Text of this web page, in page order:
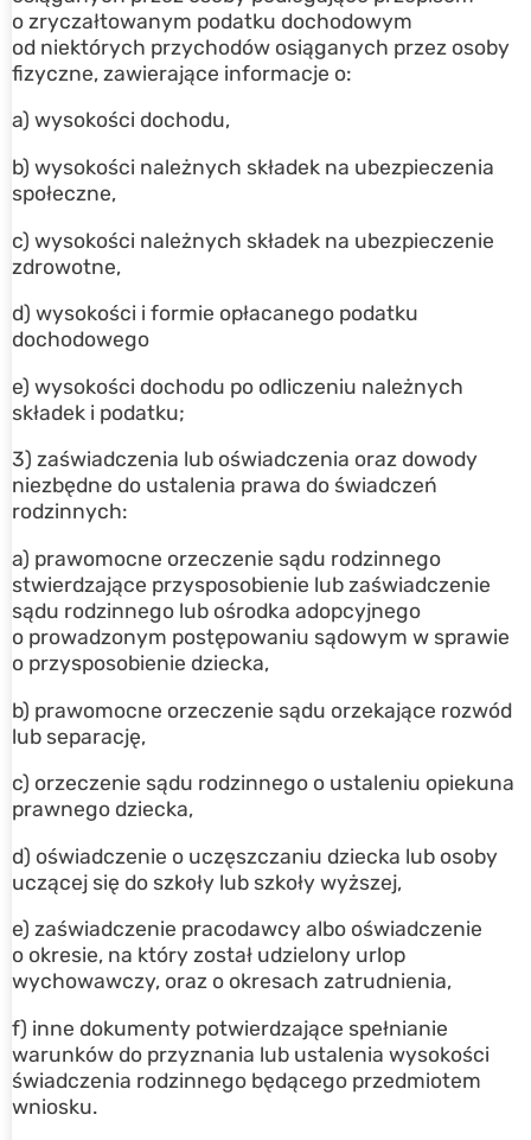
o zryczałtowanym podatku dochodowym
od niektórych przychodów osiąganych przez osoby
fizyczne, zawierające informacje o:
a) wysokości dochodu,
b) wysokości należnych składek na ubezpieczenia
społeczne,
c) wysokości należnych składek na ubezpieczenie
zdrowotne,
d) wysokości i formie opłacanego podatku
dochodowego
e) wysokości dochodu po odliczeniu należnych
składek i podatku;
3) zaświadczenia lub oświadczenia oraz dowody
niezbędne do ustalenia prawa do świadczeń
rodzinnych:
a) prawomocne orzeczenie sądu rodzinnego
stwierdzające przysposobienie lub zaświadczenie
sądu rodzinnego lub ośrodka adopcyjnego
o prowadzonym postępowaniu sądowym w sprawie
o przysposobienie dziecka,
b) prawomocne orzeczenie sądu orzekające rozwód
lub separację,
c) orzeczenie sądu rodzinnego o ustaleniu opiekuna
prawnego dziecka,
d) oświadczenie o uczęszczaniu dziecka lub osoby
uczącej się do szkoły lub szkoły wyższej,
e) zaświadczenie pracodawcy albo oświadczenie
o okresie, na który został udzielony urlop
wychowawczy, oraz o okresach zatrudnienia,
f) inne dokumenty potwierdzające spełnianie
warunków do przyznania lub ustalenia wysokości
świadczenia rodzinnego będącego przedmiotem
wniosku.